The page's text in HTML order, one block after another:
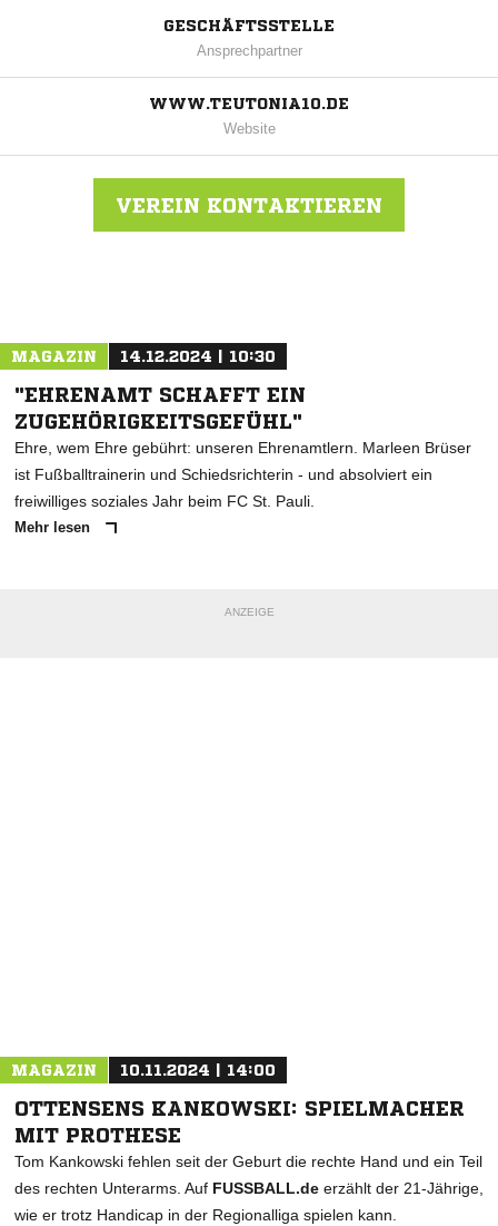
GESCHÄFTSSTELLE
Ansprechpartner
WWW.TEUTONIA10.DE
Website
VEREIN KONTAKTIEREN
MAGAZIN 14.12.2024 | 10:30
"EHRENAMT SCHAFFT EIN
ZUGEHÖRIGKEITSGEFÜHL"
Ehre, wem Ehre gebührt: unseren Ehrenamtlern. Marleen Brüser
ist Fußballtrainerin und Schiedsrichterin - und absolviert ein
freiwilliges soziales Jahr beim FC St. Pauli.
Mehr lesen
ANZEIGE
MAGAZIN 10.11.2024 | 14:00
OTTENSENS KANKOWSKI: SPIELMACHER
MIT PROTHESE
Tom Kankowski fehlen seit der Geburt die rechte Hand und ein Teil
des rechten Unterarms. Auf FUSSBALL.de erzählt der 21-Jährige,
wie er trotz Handicap in der Regionalliga spielen kann.